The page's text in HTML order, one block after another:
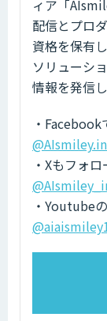
ィア「
配信とプロ
資格を保有
ソリューシ
情報を発信
・
・Xもフォ
・Youtube